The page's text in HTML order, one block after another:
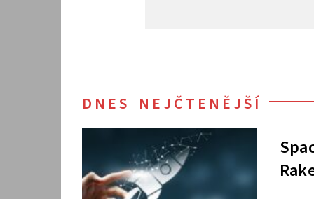
DNES NEJČTENĚJŠÍ